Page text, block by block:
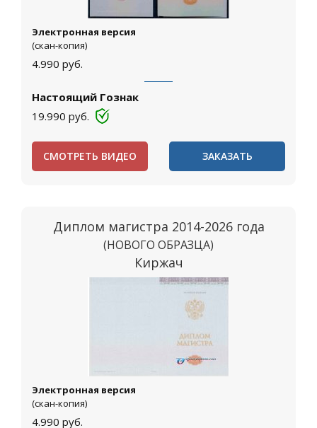
Электронная версия
(скан-копия)
4.990 руб.
Настоящий Гознак
19.990 руб.
СМОТРЕТЬ ВИДЕО ЗАКАЗАТЬ
Диплом магистра 2014-2026 года
(НОВОГО ОБРАЗЦА)
Киржач
Электронная версия
(скан-копия)
4.990 руб.